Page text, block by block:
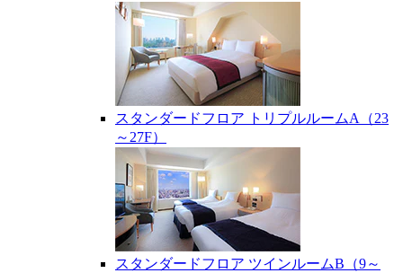
スタンダードフロア トリプルルームA（23
～27F）
スタンダードフロア ツインルームB（9～